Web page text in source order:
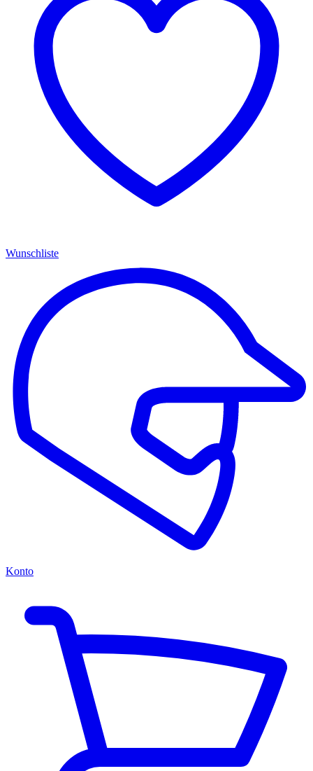
Wunschliste
Konto